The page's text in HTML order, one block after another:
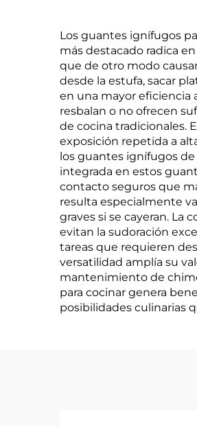
Almidón de
Los guantes ignífugos
más destacado radica
que de otro modo
desde la estufa, sacar
en una mayor eficiencia
resbalan o no ofrecen
de cocina tradicionales.
exposición repetida a
los guantes ignífugos
integrada en estos
contacto seguros que
resulta especialmente
graves si se cayeran.
evitan la sudoración
tareas que requieren
versatilidad amplía su
mantenimiento de
para cocinar genera
posibilidades culinarias